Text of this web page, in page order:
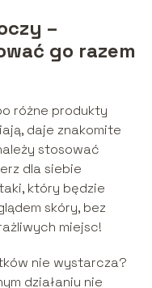
–
go razem
różne produkty
daje znakomite
stosować
dla siebie
który będzie
skóry, bez
miejsc!
nie wystarcza?
działaniu nie